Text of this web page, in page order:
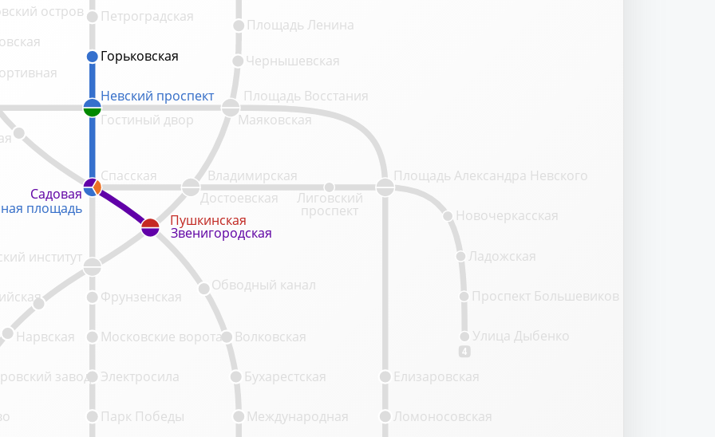
4
Московские ворота Волковская
Обводный канал
Бухарестская
Международная
Достоевская
Владимирская
Лиговский
проспект
Спасская
Садовая
площадь
Звенигородская
Пушкинская
завод
Нарвская
институт
Фрунзенская
Парк Победы
Электросила
остров
Невский проспект
Гостиный двор Маяковская
Площадь Восстания
Площадь Александра Невского
Новочеркасская
Ладожская
Проспект Большевиков
Улица Дыбенко
Ломоносовская
Елизаровская
Горьковская
Петроградская
Чернышевская
Площадь Ленина
Садовая
площадь
Звенигородская
Пушкинская
Невский проспект
Горьковская